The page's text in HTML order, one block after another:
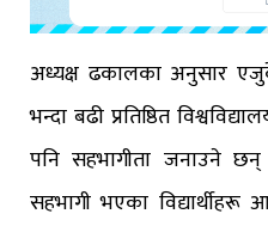
अध्यक्ष ढकालका अनुसार
भन्दा बढी प्रतिष्ठित
पनि सहभागीता जनाउने छन्
सहभागी भएका विद्यार्थीहरू